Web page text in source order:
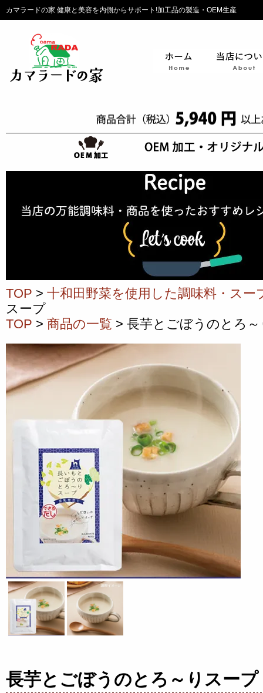
カマラードの家 健康と美容を内側からサポート!加工品の製造・OEM生産
ホーム
TOP > 十和田野菜を使用した調味料・スー
スープ
TOP > 商品の一覧 > 長芋とごぼうのとろ
長芋とごぼうのとろ～りスープ